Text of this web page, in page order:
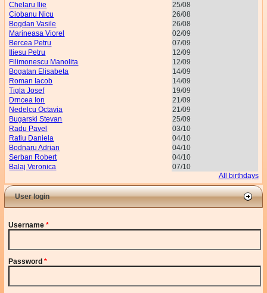
Chelaru Ilie
25/08
Ciobanu Nicu
26/08
Bogdan Vasile
26/08
Marineasa Viorel
02/09
Bercea Petru
07/09
Iliesu Petru
12/09
Filimonescu Manolita
12/09
Bogatan Elisabeta
14/09
Roman Iacob
14/09
Tigla Josef
19/09
Drncea Ion
21/09
Nedelcu Octavia
21/09
Bugarski Stevan
25/09
Radu Pavel
03/10
Ratiu Daniela
04/10
Bodnaru Adrian
04/10
Serban Robert
04/10
Balaj Veronica
07/10
All birthdays
User login
Username*
Password*